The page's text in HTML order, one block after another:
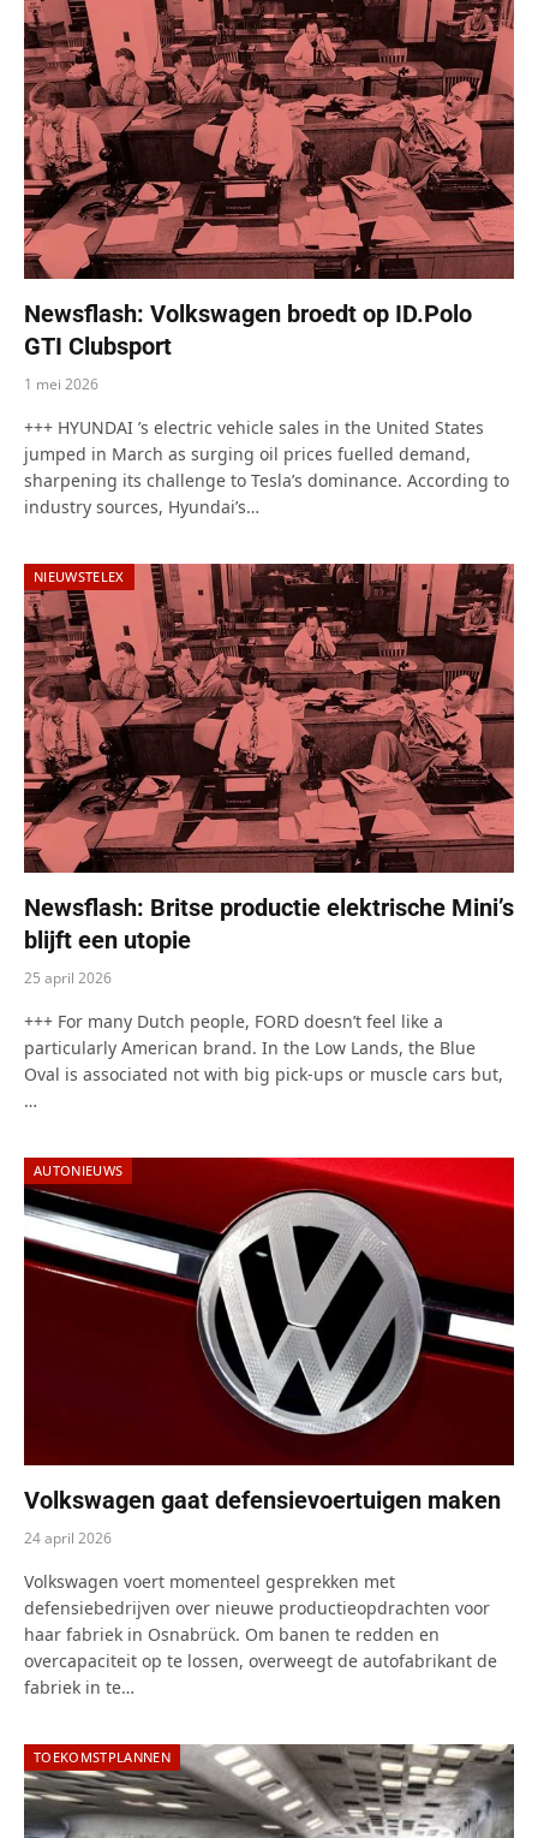
Newsflash: Volkswagen broedt op ID.Polo
GTI Clubsport
1 mei 2026
+++ HYUNDAI ’s electric vehicle sales in the United States
jumped in March as surging oil prices fuelled demand,
sharpening its challenge to Tesla’s dominance. According to
industry sources, Hyundai’s…
NIEUWSTELEX
Newsflash: Britse productie elektrische Mini’s
blijft een utopie
25 april 2026
+++ For many Dutch people, FORD doesn’t feel like a
particularly American brand. In the Low Lands, the Blue
Oval is associated not with big pick-ups or muscle cars but,
…
AUTONIEUWS
Volkswagen gaat defensievoertuigen maken
24 april 2026
Volkswagen voert momenteel gesprekken met
defensiebedrijven over nieuwe productieopdrachten voor
haar fabriek in Osnabrück. Om banen te redden en
overcapaciteit op te lossen, overweegt de autofabrikant de
fabriek in te…
TOEKOMSTPLANNEN